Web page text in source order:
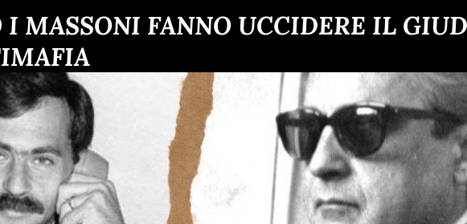
I MASSONI FANNO UCCIDERE IL